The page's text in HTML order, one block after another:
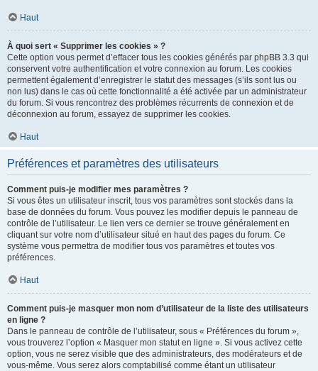
Haut
À quoi sert « Supprimer les cookies » ?
Cette option vous permet d’effacer tous les cookies générés par phpBB 3.3 qui
conservent votre authentification et votre connexion au forum. Les cookies
permettent également d’enregistrer le statut des messages (s’ils sont lus ou
non lus) dans le cas où cette fonctionnalité a été activée par un administrateur
du forum. Si vous rencontrez des problèmes récurrents de connexion et de
déconnexion au forum, essayez de supprimer les cookies.
Haut
Préférences et paramètres des utilisateurs
Comment puis-je modifier mes paramètres ?
Si vous êtes un utilisateur inscrit, tous vos paramètres sont stockés dans la
base de données du forum. Vous pouvez les modifier depuis le panneau de
contrôle de l’utilisateur. Le lien vers ce dernier se trouve généralement en
cliquant sur votre nom d’utilisateur situé en haut des pages du forum. Ce
système vous permettra de modifier tous vos paramètres et toutes vos
préférences.
Haut
Comment puis-je masquer mon nom d’utilisateur de la liste des utilisateurs
en ligne ?
Dans le panneau de contrôle de l’utilisateur, sous « Préférences du forum »,
vous trouverez l’option « Masquer mon statut en ligne ». Si vous activez cette
option, vous ne serez visible que des administrateurs, des modérateurs et de
vous-même. Vous serez alors comptabilisé comme étant un utilisateur